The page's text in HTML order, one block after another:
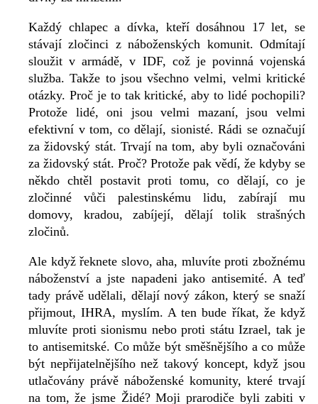
Každý chlapec a dívka, kteří dosáhnou 17 let, se
stávají zločinci z náboženských komunit. Odmítají
sloužit v armádě, v IDF, což je povinná vojenská
služba. Takže to jsou všechno velmi, velmi kritické
otázky. Proč je to tak kritické, aby to lidé pochopili?
Protože lidé, oni jsou velmi mazaní, jsou velmi
efektivní v tom, co dělají, sionisté. Rádi se označují
za židovský stát. Trvají na tom, aby byli označováni
za židovský stát. Proč? Protože pak vědí, že kdyby se
někdo chtěl postavit proti tomu, co dělají, co je
zločinné vůči palestinskému lidu, zabírají mu
domovy, kradou, zabíjejí, dělají tolik strašných
zločinů.
Ale když řeknete slovo, aha, mluvíte proti zbožnému
náboženství a jste napadeni jako antisemité. A teď
tady právě udělali, dělají nový zákon, který se snaží
přijmout, IHRA, myslím. A ten bude říkat, že když
mluvíte proti sionismu nebo proti státu Izrael, tak je
to antisemitské. Co může být směšnějšího a co může
být nepřijatelnějšího než takový koncept, když jsou
utlačovány právě náboženské komunity, které trvají
na tom, že jsme Židé? Moji prarodiče byli zabiti v